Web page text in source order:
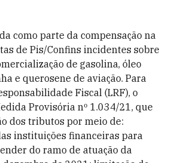
como parte da compensação na
de Pis/Confins incidentes sobre
de gasolina, óleo
e querosene de aviação. Para
Fiscal (LRF), o
Provisória nº 1.034/21, que
dos tributos por meio de:
instituições financeiras para
do ramo de atuação da